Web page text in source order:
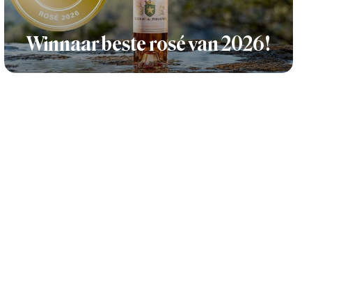
Winnaar beste rosé van 2026!